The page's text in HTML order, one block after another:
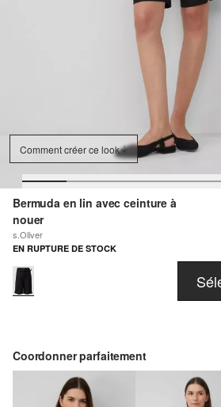
Comment créer ce look
Bermuda en lin avec ceinture à
nouer
s.Oliver
EN RUPTURE DE STOCK
Coordonner parfaitement